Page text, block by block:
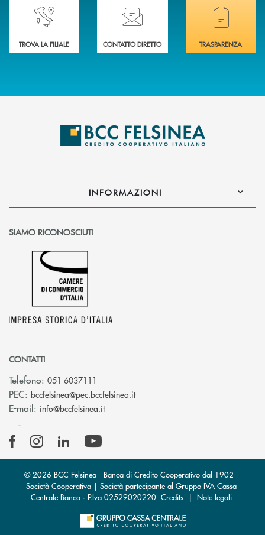
Accedi all' elenco completo delle nostre&nbsp; filiali .
TROVA LA FILIALE
Ti serve assistenza immediata? Contattaci!
CONTATTO DIRETTO
Hai bisogno di
TRASPARENZA
INFORMAZIONI
SIAMO RICONOSCIUTI
CONTATTI
Telefono: 051 6037111
PEC: bccfelsinea@pec.bccfelsinea.it(si apre l’app di posta
E-mail: info@bccfelsinea.it(si apre l’app di posta elettronica)
© 2026 BCC Felsinea - Banca di Credito Cooperativo dal 1902 -
Società Cooperativa | Società partecipante al Gruppo IVA Cassa
Centrale Banca · P.Iva 02529020220 Credits| Note legali